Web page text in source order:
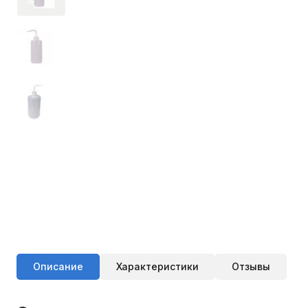
Описание Характеристики Отзывы